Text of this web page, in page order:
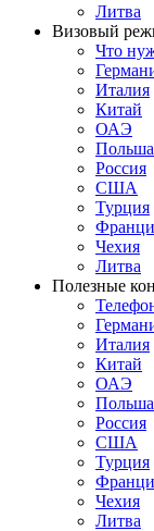
Литва
Визовый
Что
Италия
Китай
ОАЭ
Польша
Россия
США
Турция
Чехия
Литва
Полезные
Италия
Китай
ОАЭ
Польша
Россия
США
Турция
Чехия
Литва